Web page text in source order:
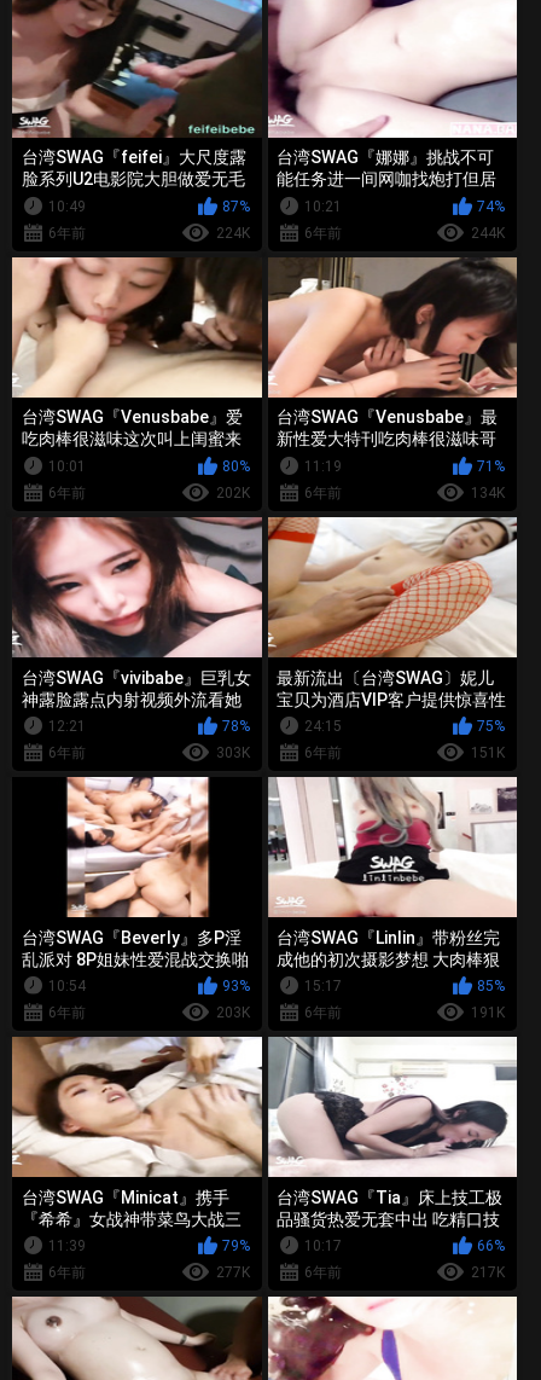
台湾SWAG『feifei』大尺度露
脸系列U2电影院大胆做爱无毛
嫩B和声音非常诱人内射中出
10:49
87%
6年前
224K
台湾SWAG『娜娜』挑战不可
能任务进一间网咖找炮打但居
然遇到了雷炮没吹几下就射 整
个包厢内阵阵的炮声
10:21
74%
6年前
244K
台湾SWAG『Venusbabe』爱
吃肉棒很滋味这次叫上闺蜜来
助阵口爆吃精口活真不错
10:01
80%
6年前
202K
台湾SWAG『Venusbabe』最
新性爱大特刊吃肉棒很滋味哥
哥用玩具玩弄我最后还給外射
11:19
71%
6年前
134K
台湾SWAG『vivibabe』巨乳女
神露脸露点内射视频外流看她
的面部表情洋溢着痛而快乐着
12:21
78%
6年前
303K
最新流出〔台湾SWAG〕妮儿
宝贝为酒店VIP客户提供惊喜性
服务骚货呻吟娇嫩刺激
24:15
75%
6年前
151K
台湾SWAG『Beverly』多P淫
乱派对 8P姐妹性爱混战交换啪
10:54
93%
6年前
203K
台湾SWAG『Linlin』带粉丝完
成他的初次摄影梦想 大肉棒狠
狠抽插到失禁喷满床单
15:17
85%
6年前
191K
台湾SWAG『Minicat』携手
『希希』女战神带菜鸟大战三
猛男5P 体验性爱极乐世界
11:39
79%
6年前
277K
台湾SWAG『Tia』床上技工极
品骚货热爱无套中出 吃精口技
一流10:17
66%
6年前
217K